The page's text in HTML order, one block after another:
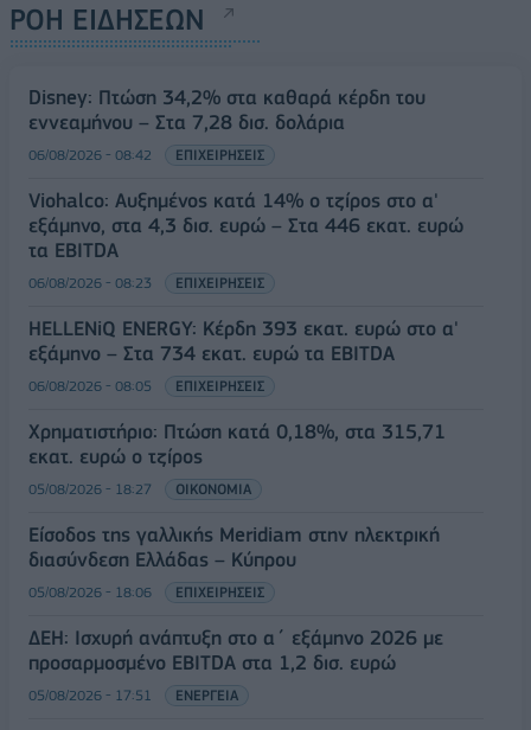
ΡΟΗ ΕΙΔΗΣΕΩΝ
Disney: Πτώση 34,2% στα καθαρά κέρδη του
εννεαμήνου – Στα 7,28 δισ. δολάρια
06/08/2026 - 08:42 ΕΠΙΧΕΙΡΗΣΕΙΣ
Viohalco: Αυξημένος κατά 14% ο τζίρος στο α'
εξάμηνο, στα 4,3 δισ. ευρώ – Στα 446 εκατ. ευρώ
τα EBITDA
06/08/2026 - 08:23 ΕΠΙΧΕΙΡΗΣΕΙΣ
HELLENiQ ENERGY: Κέρδη 393 εκατ. ευρώ στο α'
εξάμηνο – Στα 734 εκατ. ευρώ τα EBITDA
06/08/2026 - 08:05 ΕΠΙΧΕΙΡΗΣΕΙΣ
Χρηματιστήριο: Πτώση κατά 0,18%, στα 315,71
εκατ. ευρώ ο τζίρος
05/08/2026 - 18:27 ΟΙΚΟΝΟΜΙΑ
Είσοδος της γαλλικής Meridiam στην ηλεκτρική
διασύνδεση Ελλάδας – Κύπρου
05/08/2026 - 18:06 ΕΠΙΧΕΙΡΗΣΕΙΣ
ΔΕΗ: Ισχυρή ανάπτυξη στο α΄ εξάμηνο 2026 με
προσαρμοσμένο EBITDA στα 1,2 δισ. ευρώ
05/08/2026 - 17:51 ΕΝΕΡΓΕΙΑ